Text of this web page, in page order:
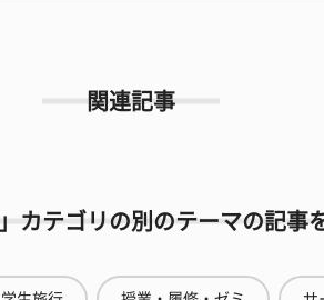
関連記事
カテゴリの別のテーマの記事